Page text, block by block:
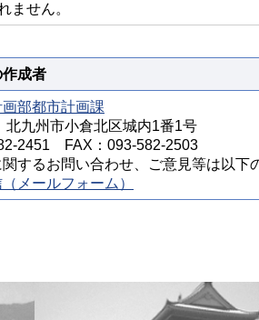
ません。
成者
部都市計画課
九州市小倉北区城内1番1号
2451 FAX：093-582-2503
するお問い合わせ、ご意見等は以下
メールフォーム）